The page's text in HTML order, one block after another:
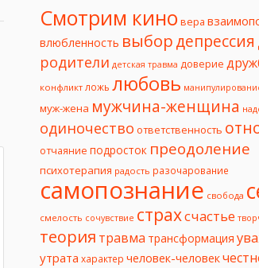
Смотрим кино вера
влюбленность выбордепрессия
родители детская травма доверие
конфликт ложь любовь
муж-жена мужчина-женщина
одиночество ответственность
отчаяние подросток преодоление
психотерапия радость разочарование
самопознание свобода
смелость сочувствие страхсчастье
теория травма трансформация
утрата характер человек-человек